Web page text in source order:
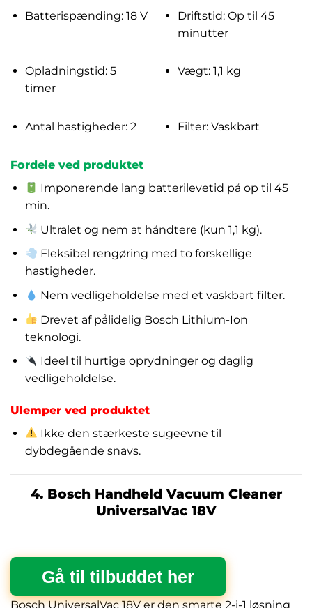
Batterispænding: 18 V
Driftstid: Op til 45
minutter
Opladningstid: 5
timer
Vægt: 1,1 kg
Antal hastigheder: 2 Filter: Vaskbart
Fordele ved produktet
Imponerende lang batterilevetid på op til 45
min.
Ultralet og nem at håndtere (kun 1,1 kg).
Fleksibel rengøring med to forskellige
hastigheder.
Nem vedligeholdelse med et vaskbart filter.
Drevet af pålidelig Bosch Lithium-Ion
teknologi.
Ideel til hurtige oprydninger og daglig
vedligeholdelse.
Ulemper ved produktet
Ikke den stærkeste sugeevne til
dybdegående snavs.
4. Bosch Handheld Vacuum Cleaner
UniversalVac 18V
Gå til tilbuddet her
Bosch UniversalVac 18V er den smarte 2-i-1 løsning